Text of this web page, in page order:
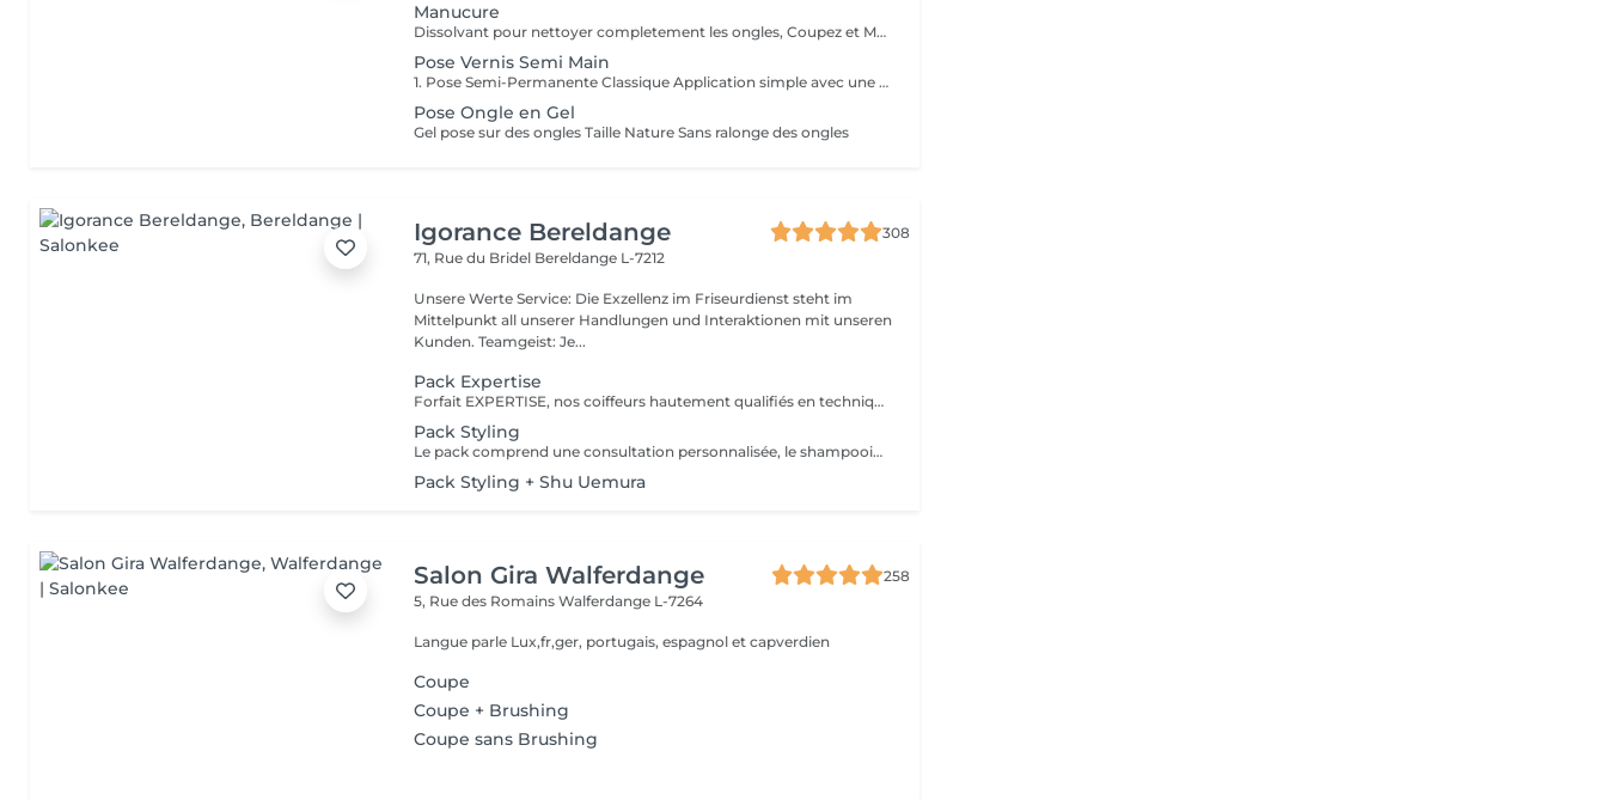
Manucure
Dissolvant pour nettoyer completement les ongles, Coupez et Modelez les ongles avec une lime, Mouillez les mains quelques minutes pour ramollir les cuticules, Pousses les Cuticules avec batone pour repousser doucement vers l'arrière et coupez les excès, Hydratez les Mains avec crème et les cuticules pour maintenir la peau douce, Appliquez une base transparent pour protéger les ongles. Attendez suffisamment de tempos pour sèche.
Pose Vernis Semi Main
1. Pose Semi-Permanente Classique Application simple avec une fine couche de base. Idéale pour celles qui souhaitent de la couleur, de la brillance et un léger renfort. Tenue moyenne 2 semaines. 2. Pose Semi + Renfort Combinaison d'une base classique avec une couche de renfort. Offre une meilleure résistance que le semi-permanent classique, parfaite pour les ongles naturels. Moyenne Tenue de 2 à 3 semaines. 3. Pose Semi + Fiber Ultra Base classique combinée à un gel enrichi en fibres, idéale pour les ongles fragiles ou nécessitant un renforcement supplémentaire. Tenue Moyenne 3 à 4 semaines.
Pose Ongle en Gel
Gel pose sur des ongles Taille Nature Sans ralonge des ongles
Igorance Bereldange
308
71, Rue du Bridel Bereldange L-7212
Unsere Werte Service: Die Exzellenz im Friseurdienst steht im
Mittelpunkt all unserer Handlungen und Interaktionen mit unseren
Kunden. Teamgeist: Je...
Pack Expertise
Forfait EXPERTISE, nos coiffeurs hautement qualifiés en technique anglo-saxonne, en formation continu et diplômés d’une académie anglaise à Paris. Vous offre une séance d’une heure avec votre coach en suivi beauté. Ce pack inclus : 1 h de prestation Un diagnostique personnalisé Shampoing spécifique Haircare Conditioner spécifique Produit de coiffage Coupe Styling Produit de finition
Pack Styling
Le pack comprend une consultation personnalisée, le shampooing et le conditionneur spécifiques REDKEN , le séchage et les produits de styling REDKEN * Tarifs à titre indicatifs à confirmer après la consultation personnalisée établit auprès de votre coiffeur/stylist/spécialiste * La direction se réserve le droit d’apporter des modifications pour le bon fonctionnement du salon
Pack Styling + Shu Uemura
Salon Gira Walferdange
258
5, Rue des RomainsWalferdange L-7264
Langue parle Lux,fr,ger, portugais, espagnol et capverdien
Coupe
Coupe + Brushing
Coupe sans Brushing